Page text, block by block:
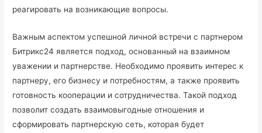
реагировать на возникающие вопросы.
Важным аспектом успешной личной встречи с партнером
Битрикс24 является подход, основанный на взаимном
уважении и партнерстве. Необходимо проявить интерес к
партнеру, его бизнесу и потребностям, а также проявить
готовность кооперации и сотрудничества. Такой подход
позволит создать взаимовыгодные отношения и
сформировать партнерскую сеть, которая будет